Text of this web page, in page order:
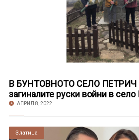
В БУНТОВНОТО СЕЛО ПЕТРИЧ
загиналите руски войни в
АПРИЛ 8, 2022
Златица